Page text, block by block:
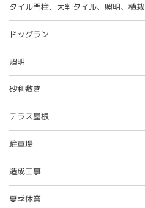
タイル門柱、大判タイル、照明、植栽
ドッグラン
照明
砂利敷き
テラス屋根
駐車場
造成工事
夏季休業